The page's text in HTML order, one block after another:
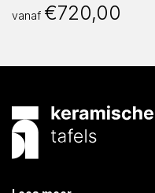
vanaf €720,00